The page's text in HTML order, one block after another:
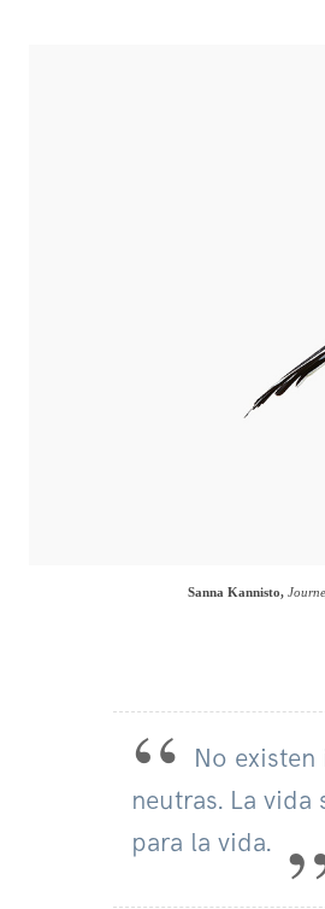
Sanna Kannisto,
No
neutras. La vida
para la vida.